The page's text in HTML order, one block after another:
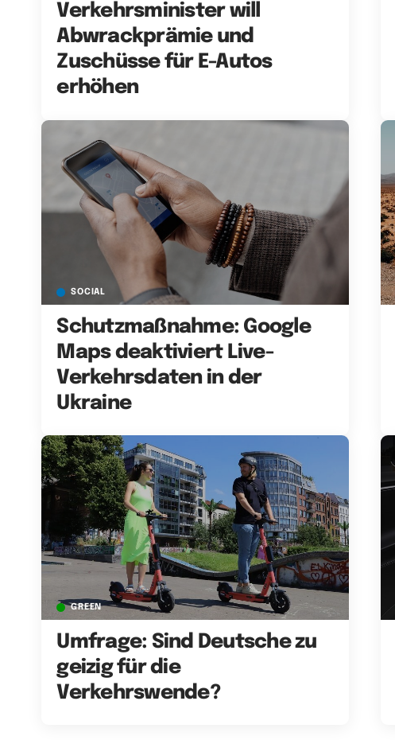
Verkehrsminister will
Abwrackprämie und
Zuschüsse für E-Autos
erhöhen
SOCIAL
Schutzmaßnahme: Google
Maps deaktiviert Live-
Verkehrsdaten in der
Ukraine
GREEN
Umfrage: Sind Deutsche zu
geizig für die
Verkehrswende?